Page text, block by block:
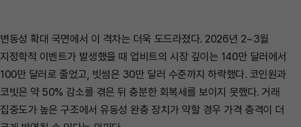
변동성 확대 국면에서 이 격차는 더욱 도드라졌다. 2026년 2~3월
지정학적 이벤트가 발생했을 때 업비트의 시장 깊이는 140만 달러에서
100만 달러로 줄었고, 빗썸은 30만 달러 수준까지 하락했다. 코인원과
코빗은 약 50% 감소를 겪은 뒤 충분한 회복세를 보이지 못했다. 거래
집중도가 높은 구조에서 유동성 완충 장치가 약할 경우 가격 충격이 더